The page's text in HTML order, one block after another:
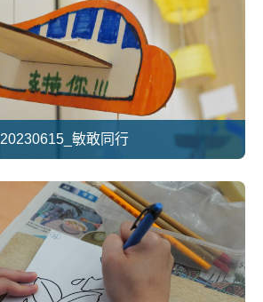
20230615_敏敢同行